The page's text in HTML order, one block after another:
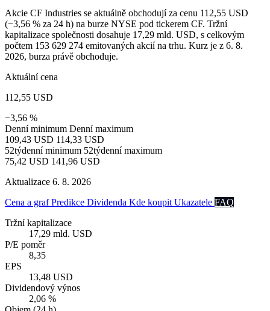
Akcie CF Industries se aktuálně obchodují za cenu 112,55 USD
(−3,56 % za 24 h) na burze NYSE pod tickerem CF. Tržní
kapitalizace společnosti dosahuje 17,29 mld. USD, s celkovým
počtem 153 629 274 emitovaných akcií na trhu. Kurz je z 6. 8.
2026, burza právě obchoduje.
Aktuální cena
112,55 USD
−3,56 %
Denní minimum Denní maximum
109,43 USD 114,33 USD
52týdenní minimum 52týdenní maximum
75,42 USD 141,96 USD
Aktualizace 6. 8. 2026
Cena a grafPredikce Dividenda Kde koupit Ukazatele FAQ
Tržní kapitalizace
17,29 mld. USD
P/E poměr
8,35
EPS
13,48 USD
Dividendový výnos
2,06 %